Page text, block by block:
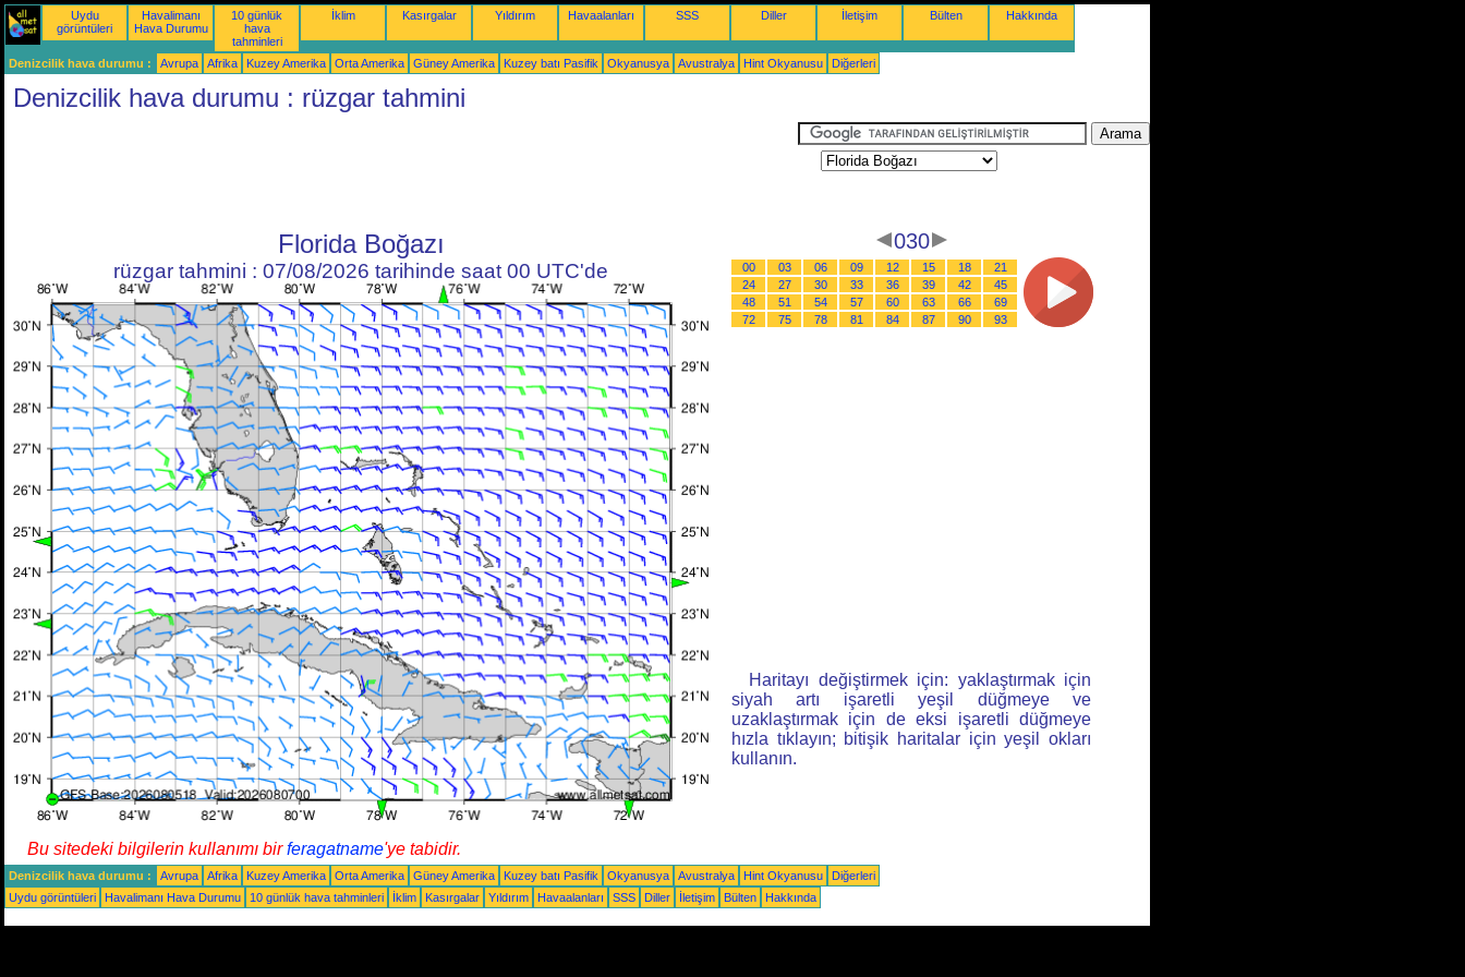
Uydu
görüntüleri
Havalimanı
Hava Durumu
10 günlük
hava
tahminleri
İklim Kasırgalar Yıldırım Havaalanları SSS Diller İletişim Bülten Hakkında
Denizcilik hava durumu : Avrupa Afrika Kuzey Amerika Orta Amerika Güney Amerika Kuzey batı Pasifik Okyanusya Avustralya Hint Okyanusu Diğerleri
Denizcilik hava durumu : rüzgar tahmini
Florida Boğazı
rüzgar tahmini : 07/08/2026 tarihinde saat 00 UTC'de
030
00 03 06 09 12 15 18
21
24
27 30 33 36 39 42
45
48
51 54 57 60 63 66
69
72
75 78 81 84 87 90 93
Haritayı değiştirmek için: yaklaştırmak için
siyah artı işaretli yeşil düğmeye ve
uzaklaştırmak için de eksi işaretli düğmeye
hızla tıklayın; bitişik haritalar için yeşil okları
kullanın.
Bu sitedeki bilgilerin kullanımı birferagatname'ye tabidir.
Denizcilik hava durumu : Avrupa Afrika Kuzey Amerika Orta Amerika Güney Amerika Kuzey batı Pasifik Okyanusya Avustralya Hint Okyanusu
Diğerleri
Uydu görüntüleri
Havalimanı Hava Durumu 10 günlük hava tahminleri İklim Kasırgalar Yıldırım Havaalanları SSS Diller İletişim Bülten Hakkında